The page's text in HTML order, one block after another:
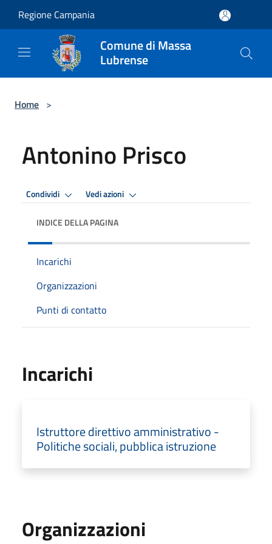
Regione Campania
Comune di Massa
Lubrense
Home >
Antonino Prisco
Condividi Vedi azioni
INDICE DELLA PAGINA
Incarichi
Organizzazioni
Punti di contatto
Incarichi
Istruttore direttivo amministrativo -
Politiche sociali, pubblica istruzione
Organizzazioni